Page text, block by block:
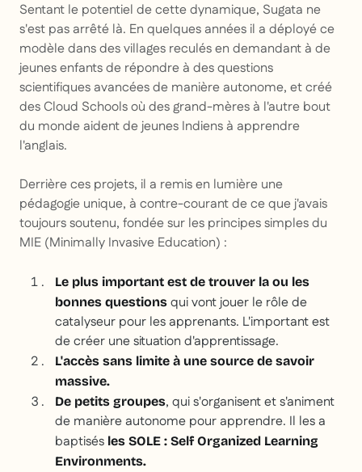
Sentant le potentiel de cette dynamique, Sugata ne
s'est pas arrêté là. En quelques années il a déployé ce
modèle dans des villages reculés en demandant à de
jeunes enfants de répondre à des questions
scientifiques avancées de manière autonome, et créé
des Cloud Schools où des grand-mères à l'autre bout
du monde aident de jeunes Indiens à apprendre
l'anglais.
Derrière ces projets, il a remis en lumière une
pédagogie unique, à contre-courant de ce que j'avais
toujours soutenu, fondée sur les principes simples du
MIE (Minimally Invasive Education) :
Le plus important est de trouver la ou les
bonnes questions qui vont jouer le rôle de
catalyseur pour les apprenants. L'important est
de créer une situation d'apprentissage.
L'accès sans limite à une source de savoir
massive.
De petits groupes, qui s'organisent et s'animent
de manière autonome pour apprendre. Il les a
baptisés les SOLE : Self Organized Learning
Environments.